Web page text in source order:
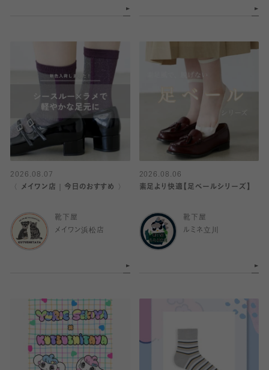
2026.08.07
〈 メイワン店｜今日のおすすめ 〉
靴下屋
メイワン浜松店
2026.08.06
素足より快適【足ベールシリーズ】
靴下屋
ルミネ立川